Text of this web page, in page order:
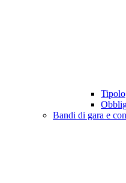
Bandi di gara e